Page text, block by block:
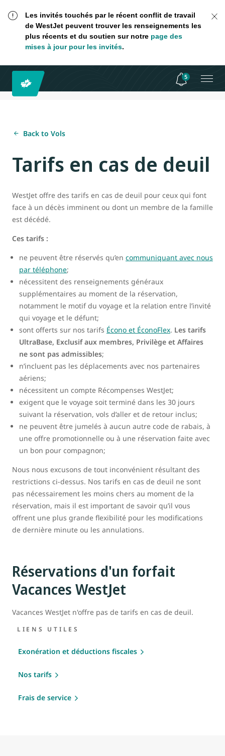
Les invités touchés par le récent conflit de travail
de WestJet peuvent trouver les renseignements les
plus récents et du soutien sur notre page des
mises à jour pour les invités.
5
Back to Vols
Tarifs en cas de deuil
WestJet offre des tarifs en cas de deuil pour ceux qui font
face à un décès imminent ou dont un membre de la famille
est décédé.
Ces tarifs :
ne peuvent être réservés qu’en communiquant avec nous
par téléphone;
nécessitent des renseignements généraux
supplémentaires au moment de la réservation,
notamment le motif du voyage et la relation entre l’invité
qui voyage et le défunt;
sont offerts sur nos tarifs Écono et ÉconoFlex. Les tarifs
UltraBase, Exclusif aux membres, Privilège et Affaires
ne sont pas admissibles;
n’incluent pas les déplacements avec nos partenaires
aériens;
nécessitent un compte Récompenses WestJet;
exigent que le voyage soit terminé dans les 30 jours
suivant la réservation, vols d’aller et de retour inclus;
ne peuvent être jumelés à aucun autre code de rabais, à
une offre promotionnelle ou à une réservation faite avec
un bon pour compagnon;
Nous nous excusons de tout inconvénient résultant des
restrictions ci-dessus. Nos tarifs en cas de deuil ne sont
pas nécessairement les moins chers au moment de la
réservation, mais il est important de savoir qu’il vous
offrent une plus grande flexibilité pour les modifications
de dernière minute ou les annulations.
Réservations d'un forfait
Vacances WestJet
Vacances WestJet n'offre pas de tarifs en cas de deuil.
LIENS UTILES
Exonération et déductions fiscales
Nos tarifs
Frais de service